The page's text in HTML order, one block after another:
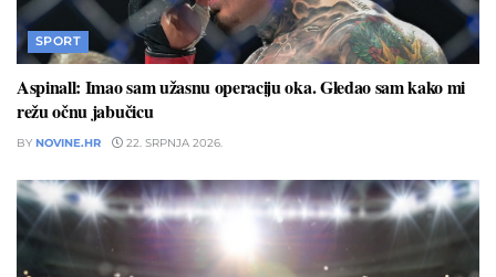
SPORT
Aspinall: Imao sam užasnu operaciju oka. Gledao sam kako mi
režu očnu jabučicu
BY NOVINE.HR 22. SRPNJA 2026.